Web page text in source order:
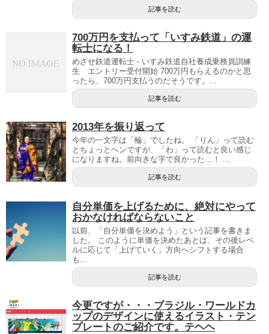
記事を読む
700万円を支払って「いすみ鉄道」の運
転士になる！
めざせ鉄道運転士 - いすみ鉄道自社養成乗務員訓練
生 エントリー受付開始 700万円もらえるのかと思
ったら、700万円支払うのだそうです。...
記事を読む
2013年を振り返って
今年の一文字は「輪」でしたね。 「りん」って読む
とちょっとヘンですが、「わ」って読むと良い感じ
になりますね。前向きな字で良かった…！ ...
記事を読む
自分単価を上げるために、絶対にやって
おかなければならないこと
以前、「自分単価を決めよう」という記事を書きま
した。 このように単価を決めたあとは、その後レベ
ルに応じて「上げていく」方向へシフトする場合
も...
記事を読む
今更ですが・・・ブラジル・ワールドカ
ップのデザインに使えるイラスト・テン
プレートのご紹介です。テヘヘ